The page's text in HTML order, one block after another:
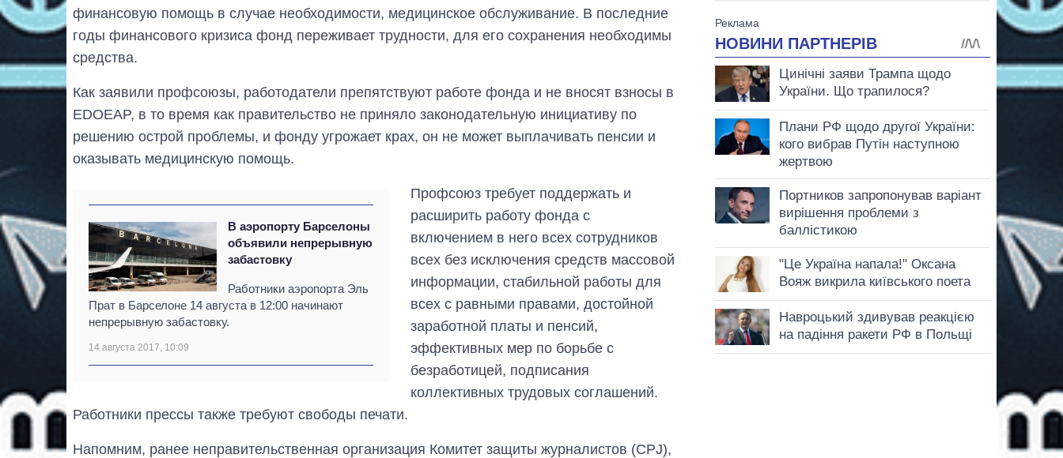
финансовую помощь в случае необходимости, медицинское обслуживание. В последние
годы финансового кризиса фонд переживает трудности, для его сохранения необходимы
средства.
Как заявили профсоюзы, работодатели препятствуют работе фонда и не вносят взносы в
EDOEAP, в то время как правительство не приняло законодательную инициативу по
решению острой проблемы, и фонду угрожает крах, он не может выплачивать пенсии и
оказывать медицинскую помощь.
В аэропорту Барселоны
объявили непрерывную
забастовку
Работники аэропорта Эль
Прат в Барселоне 14 августа в 12:00 начинают
непрерывную забастовку.
14 августа 2017, 10:09
Профсоюз требует поддержать и
расширить работу фонда с
включением в него всех сотрудников
всех без исключения средств массовой
информации, стабильной работы для
всех с равными правами, достойной
заработной платы и пенсий,
эффективных мер по борьбе с
безработицей, подписания
коллективных трудовых соглашений.
Работники прессы также требуют свободы печати.
Напомним, ранее неправительственная организация Комитет защиты журналистов (CPJ),